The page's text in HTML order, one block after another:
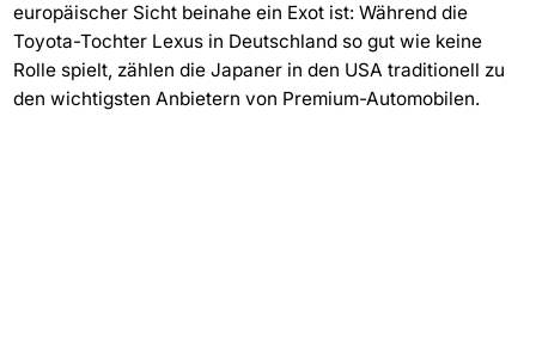
europäischer Sicht beinahe ein Exot ist: Während die
Toyota-Tochter Lexus in Deutschland so gut wie keine
Rolle spielt, zählen die Japaner in den USA traditionell zu
den wichtigsten Anbietern von Premium-Automobilen.